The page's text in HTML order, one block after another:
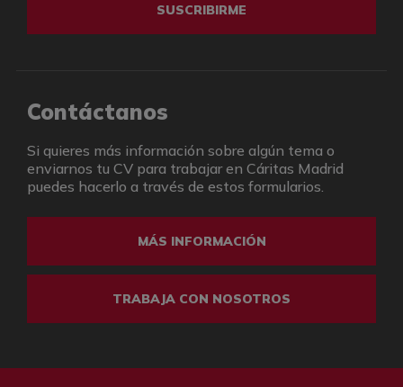
SUSCRIBIRME
Contáctanos
Si quieres más información sobre algún tema o
enviarnos tu CV para trabajar en Cáritas Madrid
puedes hacerlo a través de estos formularios.
MÁS INFORMACIÓN
TRABAJA CON NOSOTROS